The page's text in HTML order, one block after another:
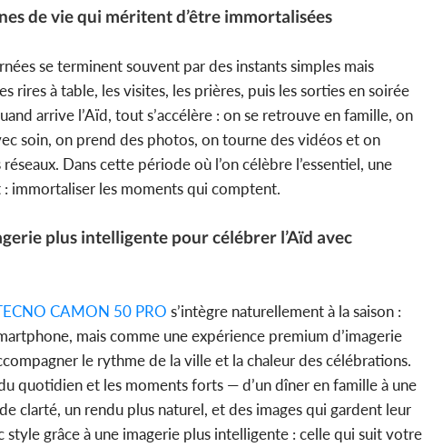
de vie qui méritent d’être immortalisées
se terminent souvent par des instants simples mais
rires à table, les visites, les prières, puis les sorties en soirée
arrive l’Aïd, tout s’accélère : on se retrouve en famille, on
soin, on prend des photos, on tourne des vidéos et on
Dans cette période où l’on célèbre l’essentiel, une
: immortaliser les moments qui comptent.
plus intelligente pour célébrer l’Aïd avec
CAMON 50 PRO s’intègre naturellement à la saison :
mais comme une expérience premium d’imagerie
le rythme de la ville et la chaleur des célébrations.
quotidien et les moments forts — d’un dîner en famille à une
clarté, un rendu plus naturel, et des images qui gardent leur
style grâce à une imagerie plus intelligente : celle qui suit votre